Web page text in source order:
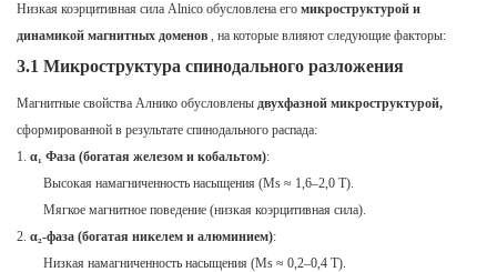
Низкая коэрцитивная сила Alnico обусловлена ​​его микроструктурой и
динамикой магнитных доменов , на которые влияют следующие факторы:
3.1 Микроструктура спинодального разложения
Магнитные свойства Алнико обусловлены двухфазной микроструктурой,
сформированной в результате спинодального распада:
α₁ Фаза (богатая железом и кобальтом):
Высокая намагниченность насыщения (Ms ≈ 1,6–2,0 Т).
Мягкое магнитное поведение (низкая коэрцитивная сила).
α₂-фаза (богатая никелем и алюминием):
Низкая намагниченность насыщения (Ms ≈ 0,2–0,4 Т).